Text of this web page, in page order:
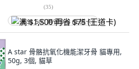
(35)
满 $1,500 再省 $75 (王道卡)
A star 骨骼抗氧化機能潔牙骨 貓專用,
50g, 3個, 貓草